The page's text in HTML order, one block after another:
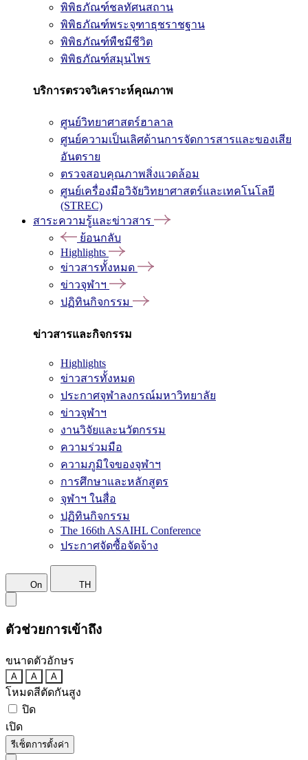
พิพิธภัณฑ์ชลทัศนสถาน
พิพิธภัณฑ์พระจุฑาธุชราชฐาน
พิพิธภัณฑ์พืชมีชีวิต
พิพิธภัณฑ์สมุนไพร
บริการตรวจวิเคราะห์คุณภาพ
ศูนย์วิทยาศาสตร์ฮาลาล
ศูนย์ความเป็นเลิศด้านการจัดการสารและของเสีย
อันตราย
ตรวจสอบคุณภาพสิ่งแวดล้อม
ศูนย์เครื่องมือวิจัยวิทยาศาสตร์และเทคโนโลยี
(STREC)
สาระความรู้และข่าวสาร
ย้อนกลับ
Highlights
ข่าวสารทั้งหมด
ข่าวจุฬาฯ
ปฏิทินกิจกรรม
ข่าวสารและกิจกรรม
Highlights
ข่าวสารทั้งหมด
ประกาศจุฬาลงกรณ์มหาวิทยาลัย
ข่าวจุฬาฯ
งานวิจัยและนวัตกรรม
ความร่วมมือ
ความภูมิใจของจุฬาฯ
การศึกษาและหลักสูตร
จุฬาฯ ในสื่อ
ปฏิทินกิจกรรม
The 166th ASAIHL Conference
ประกาศจัดซื้อจัดจ้าง
On TH
ตัวช่วยการเข้าถึง
ขนาดตัวอักษร
A A A
โหมดสีตัดกันสูง
ปิด
เปิด
รีเซ็ตการตั้งค่า